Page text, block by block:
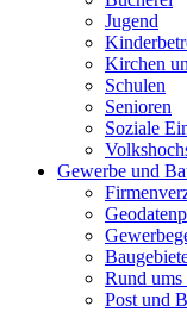
Jugend
Kirchen
Schulen
Senioren
Soziale
Gewerbe und
Rund ums
Post und